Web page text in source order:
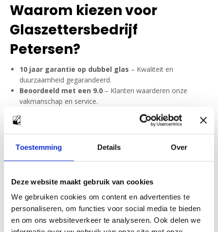
Toestemming Details Over
Deze website maakt gebruik van cookies
We gebruiken cookies om content en advertenties te
personaliseren, om functies voor social media te bieden
en om ons websiteverkeer te analyseren. Ook delen we
Waarom kiezen voor
Glaszettersbedrijf
Petersen?
10 jaar garantie op dubbel glas – Kwaliteit en
duurzaamheid gegarandeerd.
Beoordeeld met een 9.0 – Klanten waarderen onze
vakmanschap en service.
– Van HR++ glas tot
veiligheidsglas, wij leveren het.
Advies op maat– Persoonlijk glasadvies voor de beste
keuze.
24/7 spoedservice
Glaszetter in Nunspeet voor
al uw glaswerk
Of u nu een ruit moet laten vervangen, dubbel glas wilt laten